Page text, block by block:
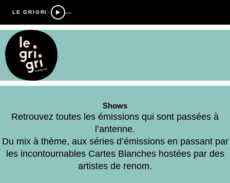
LE GRIGRI —
Shows
Retrouvez toutes les émissions qui sont passées à
l’antenne.
Du mix à thème, aux séries d’émissions en passant par
les incontournables Cartes Blanches hostées par des
artistes de renom.